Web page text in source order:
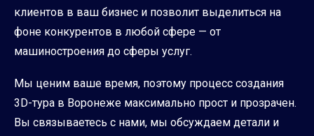
клиентов в ваш бизнес и позволит выделиться на
фоне конкурентов в любой сфере — от
машиностроения до сферы услуг.
Мы ценим ваше время, поэтому процесс создания
3D-тура в Воронеже максимально прост и прозрачен.
Вы связываетесь с нами, мы обсуждаем детали и